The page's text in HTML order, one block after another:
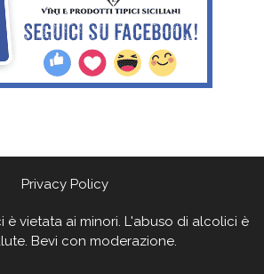
Privacy Policy
è vietata ai minori. L'abuso di alcolici è
Bevi con moderazione.